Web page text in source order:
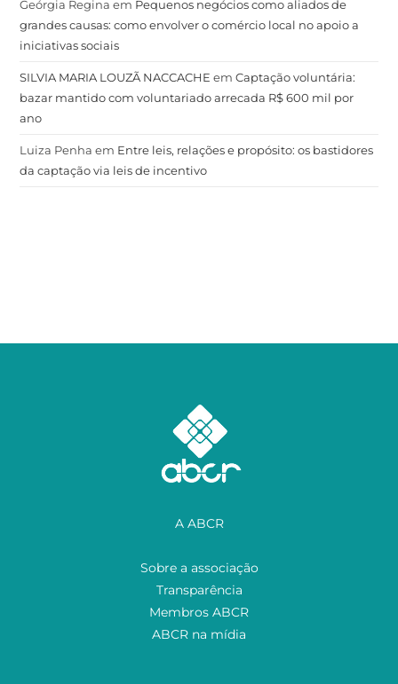
Geórgia Regina em Pequenos negócios como aliados de
grandes causas: como envolver o comércio local no apoio a
iniciativas sociais
SILVIA MARIA LOUZÃ NACCACHE emCaptação voluntária:
bazar mantido com voluntariado arrecada R$ 600 mil por
ano
Luiza Penha em Entre leis, relações e propósito: os bastidores
da captação via leis de incentivo
A ABCR
Sobre a associação
Transparência
Membros ABCR
ABCR na mídia